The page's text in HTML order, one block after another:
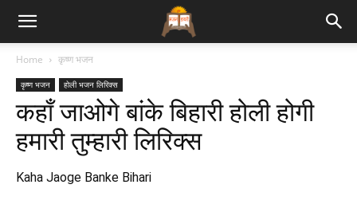
Bhajan
Lyrics
Home कृष्ण भजन
कृष्ण भजन होली भजन लिरिक्स
कहाँ जाओगे बांके बिहारी होली होगी
हमारी तुम्हारी लिरिक्स
Kaha Jaoge Banke Bihari